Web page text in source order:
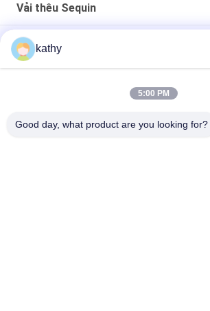
Vải thêu Sequin
3D Hoa Sequin thêu vải cho váy tiệc sinh nhật
Vũ bướm màu sắc chất lượng cao Soft
Patttern mảnh Dye lưới đất cho trang phục
kathy
5:00 PM
Good day, what product are you looking for?